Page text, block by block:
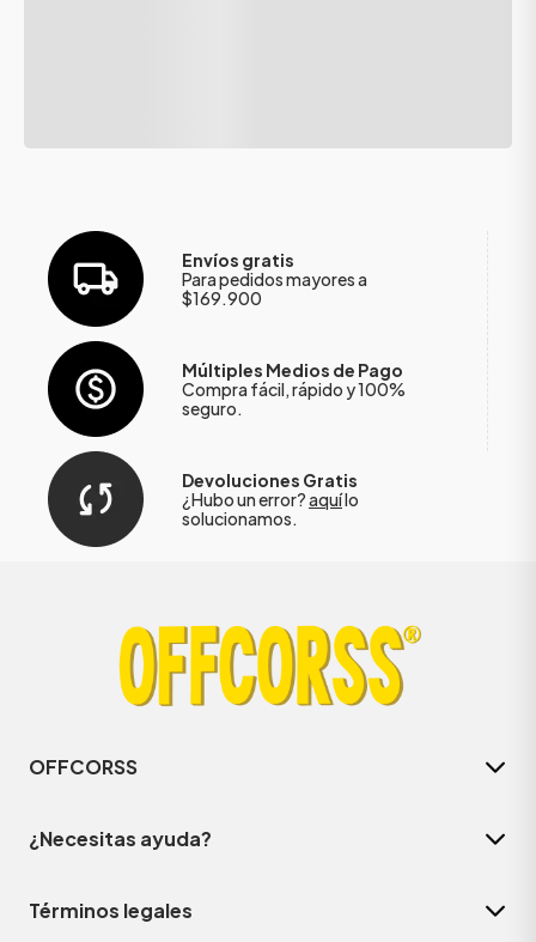
Envíos gratis
Para pedidos mayores a
$169.900
Múltiples Medios de Pago
Compra fácil, rápido y 100%
seguro.
Devoluciones Gratis
¿Hubo un error?aquílo
solucionamos.
OFFCORSS
¿Necesitas ayuda?
Términos legales